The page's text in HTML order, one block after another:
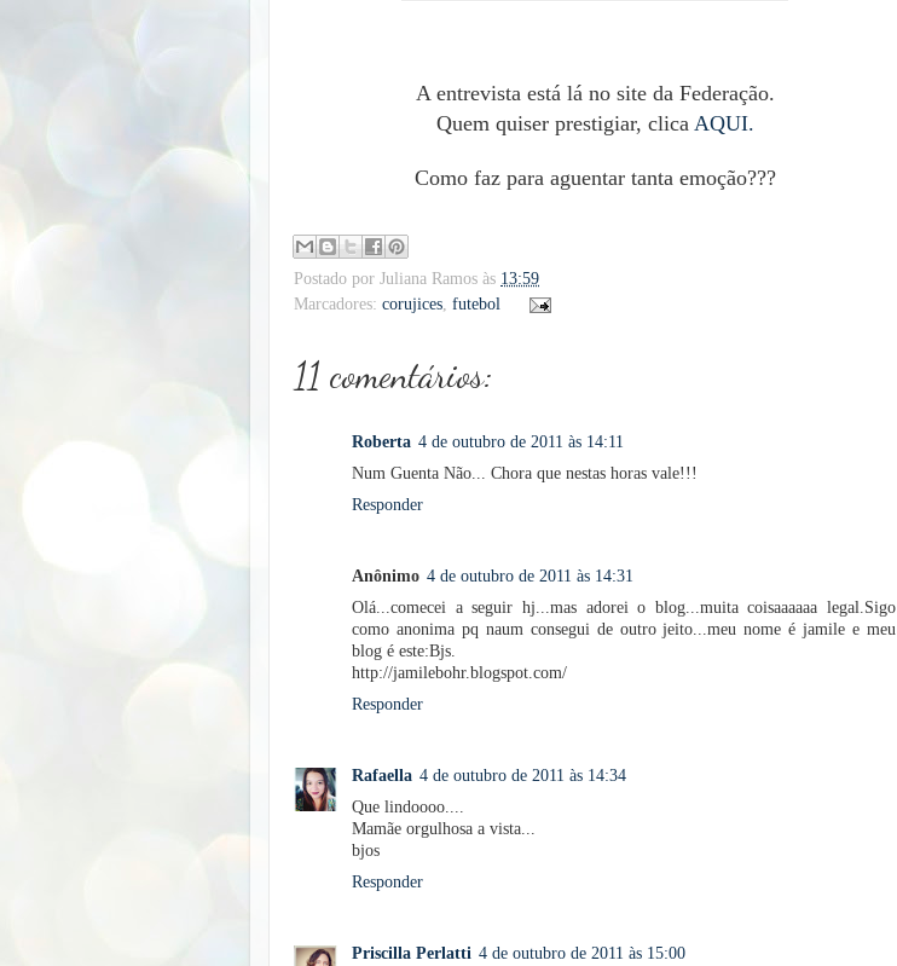
A entrevista está lá no site da Federação.
Quem quiser prestigiar, clicaAQUI.
Como faz para aguentar tanta emoção???
Postado por Juliana Ramos às 13:59
Marcadores: corujices futebol
11 comentários:
Roberta 4 de outubro de 2011 às 14:11
Num Guenta Não... Chora que nestas horas vale!!!
Responder
Anônimo 4 de outubro de 2011 às 14:31
Olá...comecei a seguir hj...mas adorei o blog...muita coisaaaaaa legal.Sigo
como anonima pq naum consegui de outro jeito...meu nome é jamile e meu
blog é este:Bjs.
http://jamilebohr.blogspot.com/
Responder
Rafaella 4 de outubro de 2011 às 14:34
Que lindoooo....
Mamãe orgulhosa a vista...
bjos
Responder
Priscilla Perlatti 4 de outubro de 2011 às 15:00